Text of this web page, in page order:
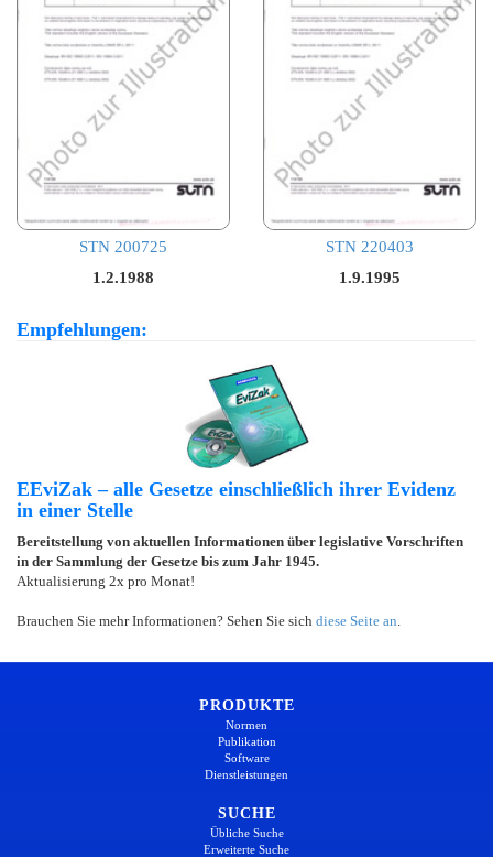
STN 200725
1.2.1988
STN 220403
1.9.1995
Empfehlungen:
EEviZak – alle Gesetze einschließlich ihrer Evidenz
in einer Stelle
Bereitstellung von aktuellen Informationen über legislative Vorschriften
in der Sammlung der Gesetze bis zum Jahr 1945.
Aktualisierung 2x pro Monat!
Brauchen Sie mehr Informationen? Sehen Sie sich diese Seite an
PRODUKTE
Normen
Publikation
Software
Dienstleistungen
SUCHE
Übliche Suche
Erweiterte Suche